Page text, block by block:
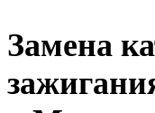
Замена